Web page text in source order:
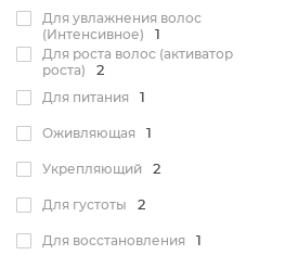
Для увлажнения волос
(Интенсивное)
1
Для роста волос (активатор
роста)
2
Для питания 1
Оживляющая 1
Укрепляющий 2
Для густоты 2
Для восстановления 1